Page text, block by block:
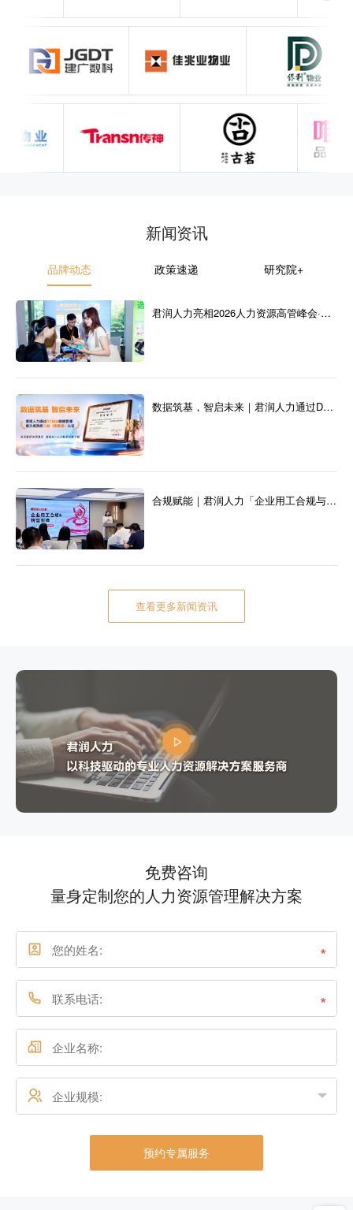
新闻资讯
品牌动态 政策速递 研究院+
君润人力亮相2026人力资源高管峰会·杭州站，共探AI与全球化下HR升级之路
数据筑基，智启未来｜君润人力通过DCMM三级认证
合规赋能｜君润人力「企业用工合规与转型实操专题沙龙（广州）」圆满举办
查看更多新闻资讯
免费咨询
量身定制您的人力资源管理解决方案
*
*
预约专属服务